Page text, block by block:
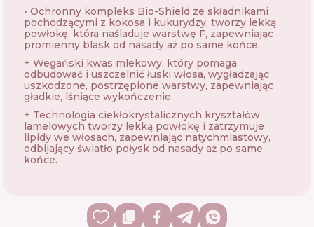
• Ochronny kompleks Bio-Shield ze składnikami
pochodzącymi z kokosa i kukurydzy, tworzy lekką
powłokę, która naśladuje warstwę F, zapewniając
promienny blask od nasady aż po same końce.
+ Wegański kwas mlekowy, który pomaga
odbudować i uszczelnić łuski włosa, wygładzając
uszkodzone, postrzępione warstwy, zapewniając
gładkie, lśniące wykończenie.
+ Technologia ciekłokrystalicznych kryształów
lamelowych tworzy lekką powłokę i zatrzymuje
lipidy we włosach, zapewniając natychmiastowy,
odbijający światło połysk od nasady aż po same
końce.